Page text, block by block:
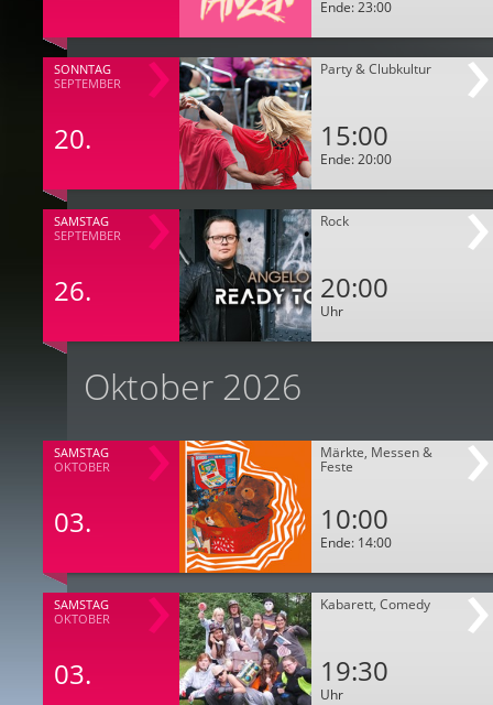
Ende: 23:00
SONNTAG
SEPTEMBER
20.
Party & Clubkultur
15:00
Ende: 20:00
SAMSTAG
SEPTEMBER
26.
Rock
20:00
Uhr
Oktober 2026
SAMSTAG
OKTOBER
03.
Märkte, Messen &
Feste
10:00
Ende: 14:00
SAMSTAG
OKTOBER
03.
Kabarett, Comedy
19:30
Uhr